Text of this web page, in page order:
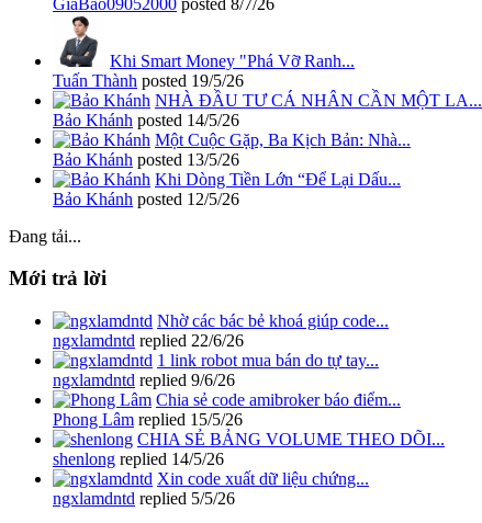
Khi Smart Money "Phá Vỡ Ranh...
Tuấn Thành posted 19/5/26
NHÀ ĐẦU TƯ CÁ NHÂN CẦN MỘT LA...
Bảo Khánh posted 14/5/26
Một Cuộc Gặp, Ba Kịch Bản: Nhà...
Bảo Khánh posted 13/5/26
Khi Dòng Tiền Lớn “Để Lại Dấu...
Bảo Khánh posted 12/5/26
Đang tải...
Mới trả lời
Nhờ các bác bẻ khoá giúp code...
ngxlamdntd replied 22/6/26
1 link robot mua bán do tự tay...
ngxlamdntd replied 9/6/26
Chia sẻ code amibroker báo điểm...
Phong Lâm replied 15/5/26
CHIA SẺ BẢNG VOLUME THEO DÕI...
shenlong replied 14/5/26
Xin code xuất dữ liệu chứng...
ngxlamdntd replied 5/5/26